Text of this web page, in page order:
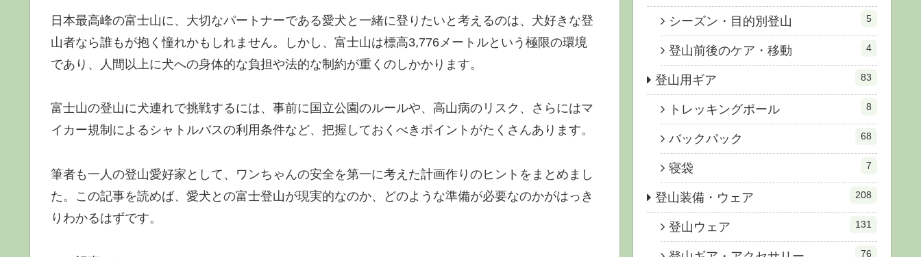
日本最高峰の富士山に、大切なパートナーである愛犬と一緒に登りたいと考えるのは、犬好きな登
山者なら誰もが抱く憧れかもしれません。しかし、富士山は標高3,776メートルという極限の環境
であり、人間以上に犬への身体的な負担や法的な制約が重くのしかかります。
富士山の登山に犬連れで挑戦するには、事前に国立公園のルールや、高山病のリスク、さらにはマ
イカー規制によるシャトルバスの利用条件など、把握しておくべきポイントがたくさんあります。
筆者も一人の登山愛好家として、ワンちゃんの安全を第一に考えた計画作りのヒントをまとめまし
た。この記事を読めば、愛犬との富士登山が現実的なのか、どのような準備が必要なのかがはっき
りわかるはずです。
シーズン・目的別登山 5
登山前後のケア・移動 4
登山用ギア 83
トレッキングポール 8
バックパック 68
寝袋 7
登山装備・ウェア 208
登山ウェア 131
76